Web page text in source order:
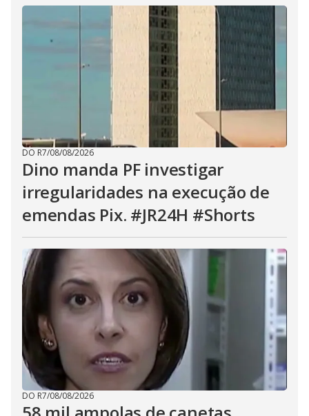
DO R7/08/08/2026
Dino manda PF investigar
irregularidades na execução de
emendas Pix. #JR24H #Shorts
DO R7/08/08/2026